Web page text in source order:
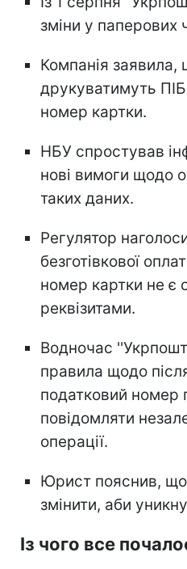
зміни у паперових
Компанія заявила,
друкуватимуть
номер картки.
НБУ спростував
нові вимоги щодо
таких даних.
Регулятор
безготівкової
номер картки не є
реквізитами.
Водночас
правила щодо
податковий номер
повідомляти
операції.
Юрист пояснив,
змінити, аби
Із чого все